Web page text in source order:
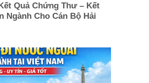
Quả Chứng Thư – Kết
Ngành Cho Cán Bộ Hải